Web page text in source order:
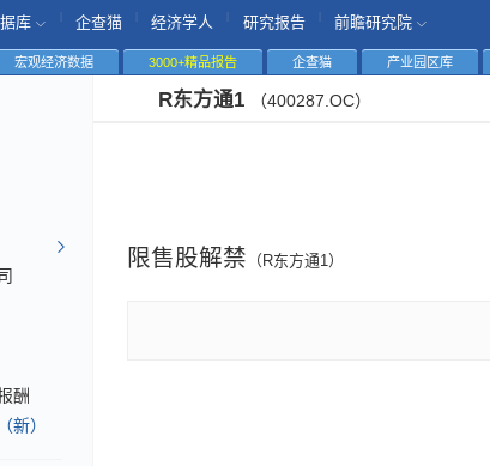
据库 企查猫 经济学人 研究报告 前瞻研究院
宏观经济数据 3000+精品报告 企查猫 产业园区库
酬
新）
R东方通1 （400287.OC）
限售股解禁 （R东方通1）